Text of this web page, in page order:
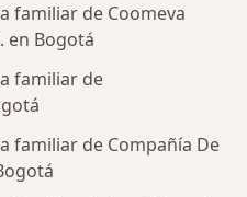
familiar de Coomeva
en Bogotá
familiar de
familiar de Compañía De